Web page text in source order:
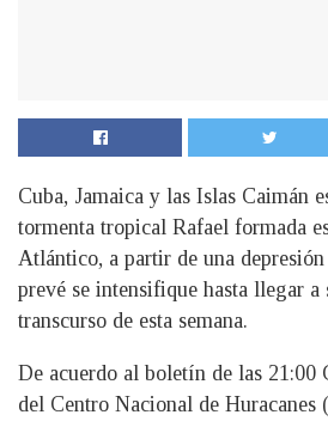
Cuba, Jamaica y las Islas Caimán
tormenta tropical Rafael formada
Atlántico, a partir de una
prevé se intensifique hasta llegar a
transcurso de esta semana.
De acuerdo al boletín de las
del Centro Nacional de Huracanes